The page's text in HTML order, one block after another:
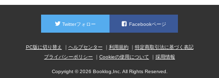
Twitterフォロー Facebookページ
PC版に切り替え ヘルプセンター 利用規約
特定商取引法に基づく表記
プライバシーポリシー
Cookieの使用について 採用情報
Copyright © 2026 Booklog,Inc. All Rights Reserved.